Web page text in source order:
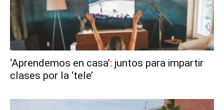
‘Aprendemos en casa’: juntos para impartir
clases por la ‘tele’